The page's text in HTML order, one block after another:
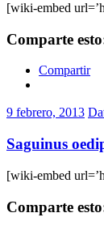
[wiki-embed
Comparte
Compartir
9 febrero, 2013
Saguinus
[wiki-embed
Comparte